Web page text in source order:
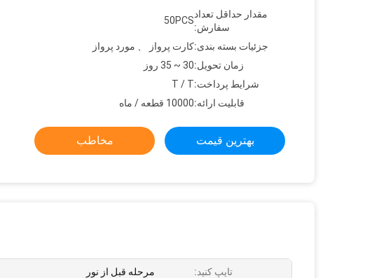
مقدار حداقل تعداد
سفارش:
50PCS
جزئیات بسته بندی:کارت پرواز 、 مورد پرواز
زمان تحویل:30 ~ 35 روز
شرایط پرداخت:T / T
قابلیت ارائه:10000 قطعه / ماه
بهترین قیمت مخاطب
تایپ کنید: مرحله قبل از نور